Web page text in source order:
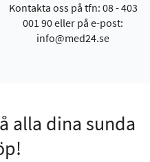
Kontakta oss på tfn: 08 - 403
001 90 eller på e-post:
info@med24.se
alla dina sunda